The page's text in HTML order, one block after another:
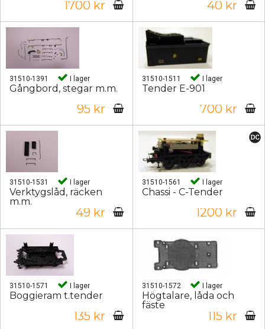
1700 kr 40 kr
31510-1391 I lager
Gångbord, stegar m.m.
95 kr
31510-1511 I lager
Tender E-901
700 kr
31510-1531 I lager
Verktygslåd, räcken
m.m.
49 kr
31510-1561 I lager
Chassi - C-Tender
1200 kr
31510-1571 I lager
Boggieram t.tender
135 kr
31510-1572 I lager
Högtalare, låda och
fäste
115 kr